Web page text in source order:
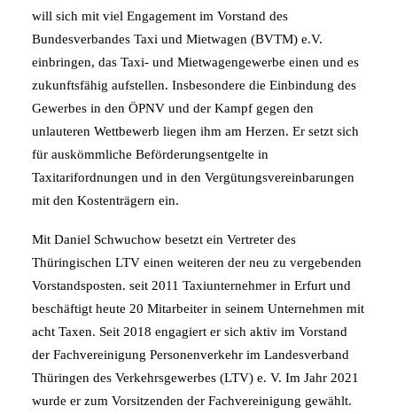
will sich mit viel Engagement im Vorstand des
Bundesverbandes Taxi und Mietwagen (BVTM) e.V.
einbringen, das Taxi- und Mietwagengewerbe einen und es
zukunftsfähig aufstellen. Insbesondere die Einbindung des
Gewerbes in den ÖPNV und der Kampf gegen den
unlauteren Wettbewerb liegen ihm am Herzen. Er setzt sich
für auskömmliche Beförderungsentgelte in
Taxitarifordnungen und in den Vergütungsvereinbarungen
mit den Kostenträgern ein.
Mit Daniel Schwuchow besetzt ein Vertreter des
Thüringischen LTV einen weiteren der neu zu vergebenden
Vorstandsposten. seit 2011 Taxiunternehmer in Erfurt und
beschäftigt heute 20 Mitarbeiter in seinem Unternehmen mit
acht Taxen. Seit 2018 engagiert er sich aktiv im Vorstand
der Fachvereinigung Personenverkehr im Landesverband
Thüringen des Verkehrsgewerbes (LTV) e. V. Im Jahr 2021
wurde er zum Vorsitzenden der Fachvereinigung gewählt.